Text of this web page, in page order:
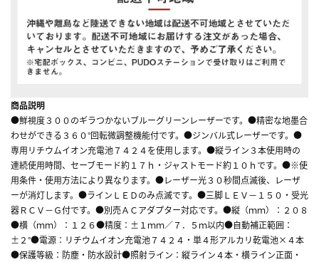
商品説明
●鮮視度３００のギラつかないブルーグリーンレーザーです。●精密な地墨合
わせができる３６０°回転微調整機能付です。●ジンバル式レーザーです。●
専用リチウムイオン充電池７４２４を使用します。●縦ライン３本使用時の
連続使用時間、セーブモード約１７ｈ・ジャストモード約１０ｈです。●※使
用条件・使用方法により異なります。●レーザー光３０秒間点滅後、レーザ
ーが消灯します。●ラインＬＥＤのみ点滅です。●三脚ＬＥＶ－１５０・受光
器ＲＣＶ－Ｇ付です。●別売ＡＣアダプター対応です。●縦（ｍｍ）：２０８
●横（ｍｍ）：１２６●精度：±１ｍｍ／７．５ｍ以内●自動補正範囲：
±２°●電源：リチウムイオン充電池７４２４・単４形アルカリ乾電池×４本
●保護等級：防塵・防水設計●照射ライン：縦ライン４本・横ライン正面・